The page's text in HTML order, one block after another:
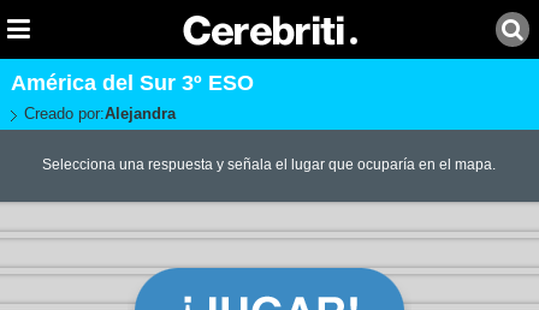
América del Sur 3º ESO
Creado por:Alejandra
Selecciona una respuesta y señala el lugar que ocuparía en el mapa.